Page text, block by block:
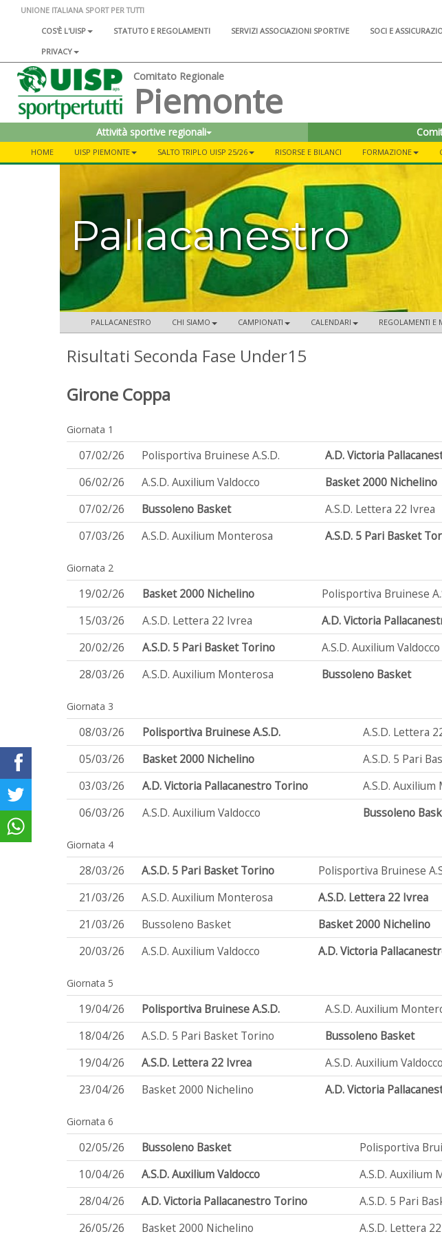
UNIONE ITALIANA SPORT PER TUTTI
COS'È L'UISP
STATUTO E REGOLAMENTI SERVIZI ASSOCIAZIONI SPORTIVE SOCI E
PRIVACY
Comitato Regionale
Piemonte
Attività sportive regionali
HOME UISP PIEMONTE SALTO TRIPLO UISP 25/26 RISORSE E BILANCI FORMAZIONE
Pallacanestro
PALLACANESTRO CHI SIAMO CAMPIONATI CALENDARI REGOLAMENTI E
Risultati Seconda Fase Under15
Girone Coppa
Giornata 1
07/02/26 Polisportiva Bruinese A.S.D. A.D. Victoria
06/02/26
A.S.D. Auxilium Valdocco Basket 2000 Nichelino
07/02/26
Bussoleno Basket A.S.D. Lettera 22 Ivrea
07/03/26
A.S.D. Auxilium Monterosa A.S.D. 5 Pari Basket
Giornata 2
19/02/26 Basket 2000 Nichelino Polisportiva Bruinese
15/03/26
A.S.D. Lettera 22 Ivrea A.D. Victoria
20/02/26
A.S.D. 5 Pari Basket Torino A.S.D. Auxilium Valdocco
28/03/26
A.S.D. Auxilium Monterosa Bussoleno Basket
Giornata 3
08/03/26 Polisportiva Bruinese A.S.D. A.S.D. Lettera
05/03/26
Basket 2000 Nichelino A.S.D. 5 Pari
03/03/26
A.D. Victoria Pallacanestro Torino A.S.D.
06/03/26
A.S.D. Auxilium Valdocco Bussoleno
Giornata 4
28/03/26 A.S.D. 5 Pari Basket Torino Polisportiva Bruinese
21/03/26
A.S.D. Auxilium Monterosa A.S.D. Lettera 22 Ivrea
21/03/26
Bussoleno Basket Basket 2000 Nichelino
20/03/26
A.S.D. Auxilium Valdocco A.D. Victoria
Giornata 5
19/04/26 Polisportiva Bruinese A.S.D. A.S.D. Auxilium
18/04/26
A.S.D. 5 Pari Basket Torino Bussoleno Basket
19/04/26
A.S.D. Lettera 22 Ivrea A.S.D. Auxilium Valdocco
23/04/26
Basket 2000 Nichelino A.D. Victoria
Giornata 6
02/05/26 Bussoleno Basket Polisportiva
10/04/26
A.S.D. Auxilium Valdocco A.S.D. Auxilium
28/04/26
A.D. Victoria Pallacanestro Torino A.S.D. 5 Pari
26/05/26
Basket 2000 Nichelino A.S.D. Lettera